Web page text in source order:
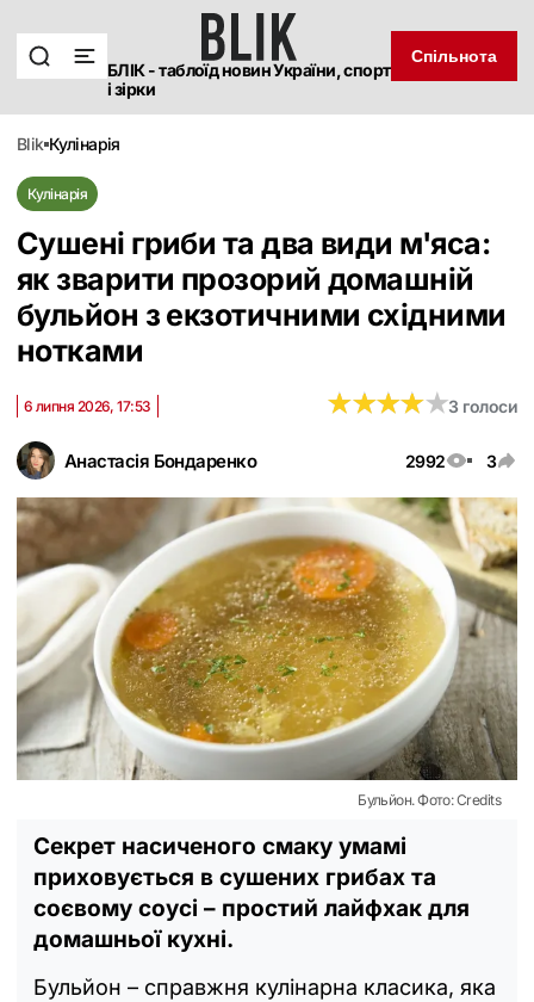
БЛІК - таблоїд новин України, спорт
і зірки
Спільнота
blik кулінарія
Кулінарія
Сушені гриби та два види м'яса:
як зварити прозорий домашній
бульйон з екзотичними східними
нотками
Анастасія Бондаренко 2992 3
6 липня 2026, 17:53 ★★★★★
★★★★★3 голоси
Бульйон. Фото: Credits
Секрет насиченого смаку умамі
приховується в сушених грибах та
соєвому соусі – простий лайфхак для
домашньої кухні.
Бульйон – справжня кулінарна класика, яка